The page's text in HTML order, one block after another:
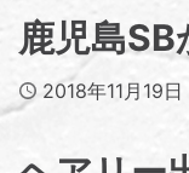
鹿児島SB
Published
2018年11月19日